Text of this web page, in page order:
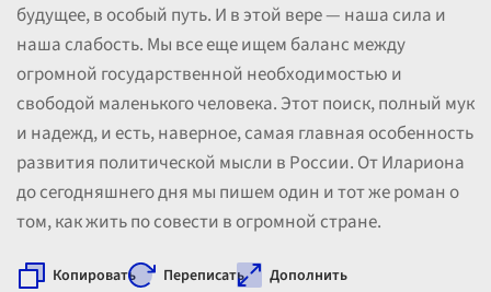
будущее, в особый путь. И в этой вере — наша сила и
наша слабость. Мы все еще ищем баланс между
огромной государственной необходимостью и
свободой маленького человека. Этот поиск, полный мук
и надежд, и есть, наверное, самая главная особенность
развития политической мысли в России. От Илариона
до сегодняшнего дня мы пишем один и тот же роман о
том, как жить по совести в огромной стране.
Копировать Переписать Дополнить